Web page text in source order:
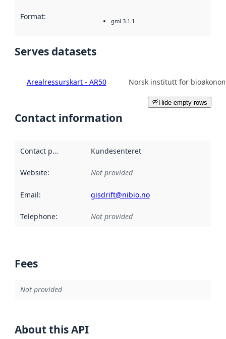
Format: gml 3.1.1
Serves datasets
Arealressurskart - AR50 Norsk institutt for
Hide empty rows
Contact information
Contact point Kundesenteret
Website: Not provided
Email: gisdrift@nibio.no
Telephone: Not provided
Fees
Not provided
About this API